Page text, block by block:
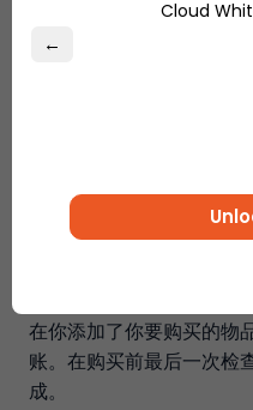
在你添加了你要购买的物
账。在购买前最后一次检
成。
←
Cloud